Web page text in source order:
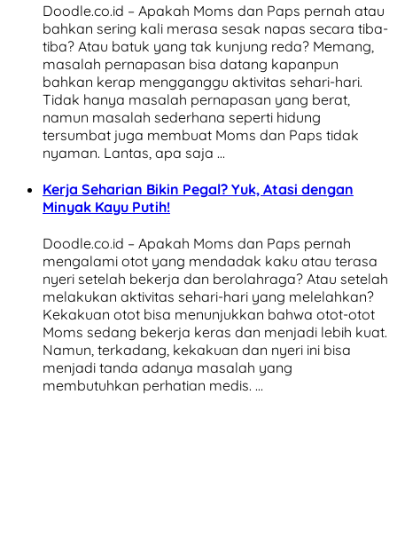
Doodle.co.id – Apakah Moms dan Paps pernah atau
bahkan sering kali merasa sesak napas secara tiba-
tiba? Atau batuk yang tak kunjung reda? Memang,
masalah pernapasan bisa datang kapanpun
bahkan kerap mengganggu aktivitas sehari-hari.
Tidak hanya masalah pernapasan yang berat,
namun masalah sederhana seperti hidung
tersumbat juga membuat Moms dan Paps tidak
nyaman. Lantas, apa saja …
Kerja Seharian Bikin Pegal? Yuk, Atasi dengan
Minyak Kayu Putih!
Doodle.co.id – Apakah Moms dan Paps pernah
mengalami otot yang mendadak kaku atau terasa
nyeri setelah bekerja dan berolahraga? Atau setelah
melakukan aktivitas sehari-hari yang melelahkan?
Kekakuan otot bisa menunjukkan bahwa otot-otot
Moms sedang bekerja keras dan menjadi lebih kuat.
Namun, terkadang, kekakuan dan nyeri ini bisa
menjadi tanda adanya masalah yang
membutuhkan perhatian medis. …